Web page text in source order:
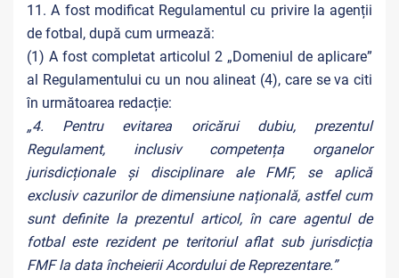
11. A fost modificat Regulamentul cu privire la agenții
de fotbal, după cum urmează:
(1) A fost completat articolul 2 „Domeniul de aplicare”
al Regulamentului cu un nou alineat (4), care se va citi
în următoarea redacție:
„4. Pentru evitarea oricărui dubiu, prezentul
Regulament, inclusiv competența organelor
jurisdicționale și disciplinare ale FMF, se aplică
exclusiv cazurilor de dimensiune națională, astfel cum
sunt definite la prezentul articol, în care agentul de
fotbal este rezident pe teritoriul aflat sub jurisdicția
FMF la data încheierii Acordului de Reprezentare.”